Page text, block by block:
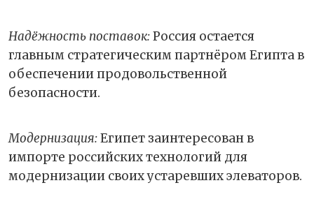
Надёжность поставок:Россия остается
главным стратегическим партнёром Египта в
обеспечении продовольственной
безопасности.
Модернизация:Египет заинтересован в
импорте российских технологий для
модернизации своих устаревших элеваторов.